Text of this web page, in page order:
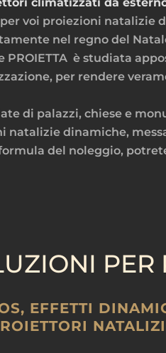
voi proiezioni natalizie
nel regno del
è studiata
per rendere
di palazzi, chiese e
dinamiche,
del noleggio,
EFFETTI
NATALIZI